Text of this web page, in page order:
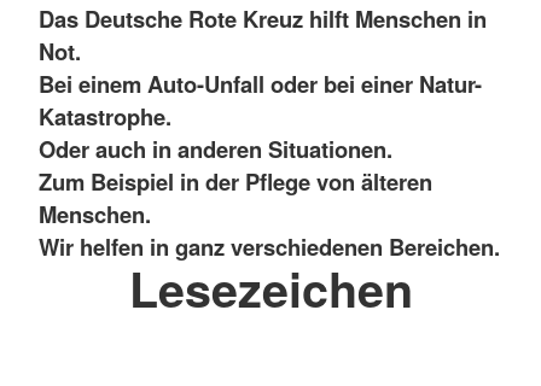
Das Deutsche Rote Kreuz hilft Menschen in
Not.
Bei einem Auto-Unfall oder bei einer Natur-
Katastrophe.
Oder auch in anderen Situationen.
Zum Beispiel in der Pflege von älteren
Menschen.
Wir helfen in ganz verschiedenen Bereichen.
Lesezeichen